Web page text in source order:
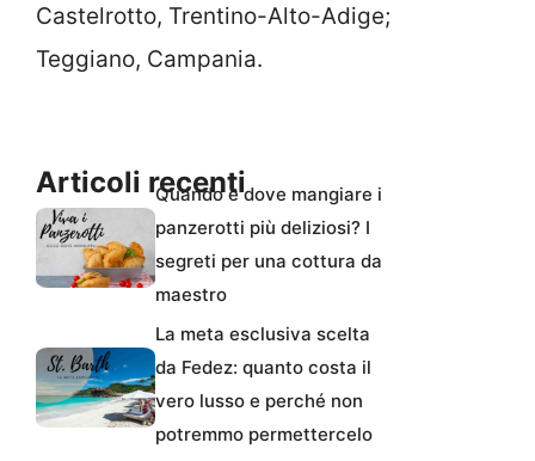
Castelrotto, Trentino-Alto-Adige;
Teggiano, Campania.
Articoli recentiQuando e dove mangiare i
panzerotti più deliziosi? I
segreti per una cottura da
maestro
La meta esclusiva scelta
da Fedez: quanto costa il
vero lusso e perché non
potremmo permettercelo